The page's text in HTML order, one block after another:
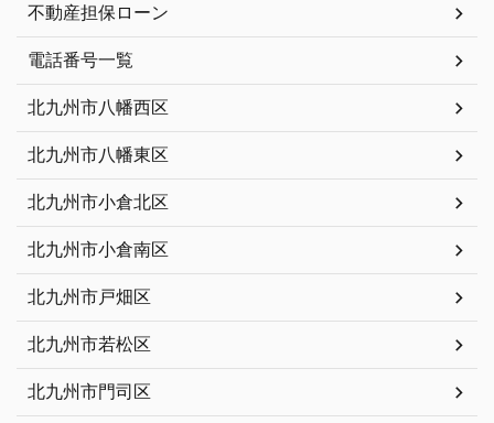
不動産担保ローン
電話番号一覧
北九州市八幡西区
北九州市八幡東区
北九州市小倉北区
北九州市小倉南区
北九州市戸畑区
北九州市若松区
北九州市門司区